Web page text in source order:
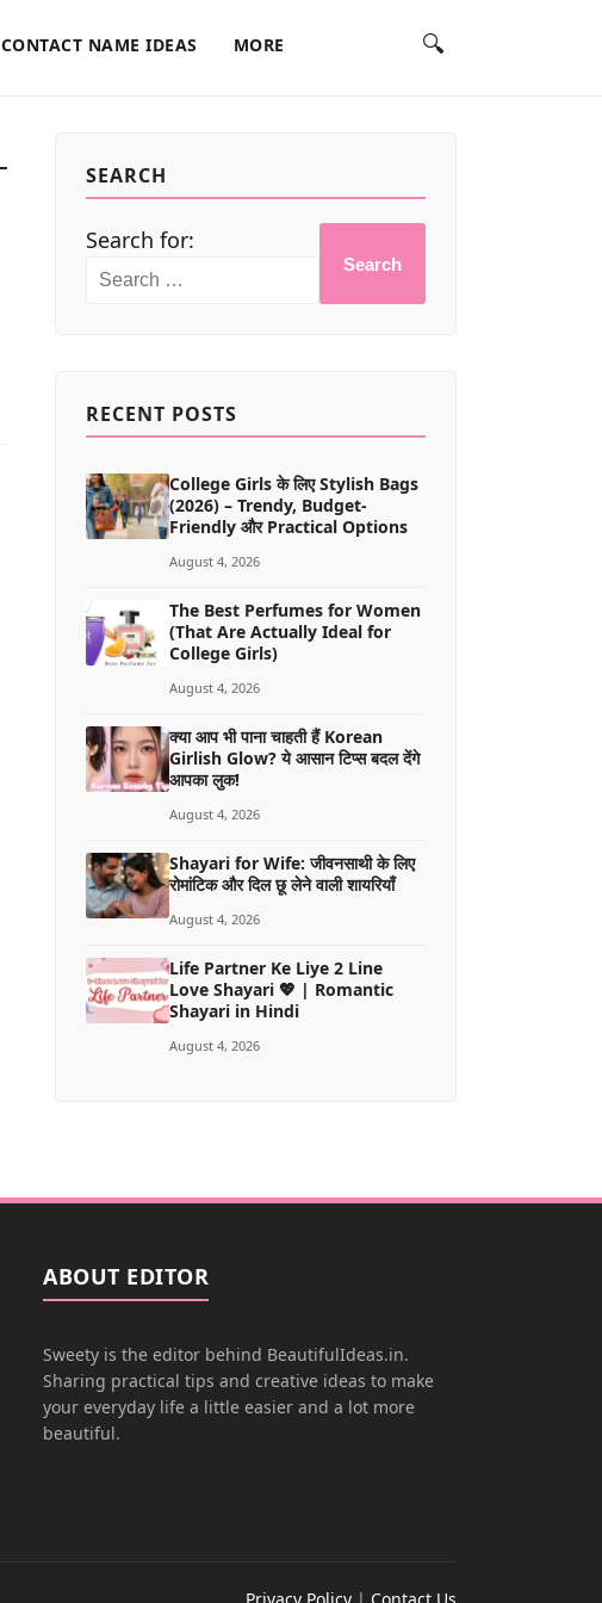
CONTACT NAME IDEAS MORE 🔍
SEARCH
Search for:
Search
RECENT POSTS
College Girls के लिए Stylish Bags
(2026) – Trendy, Budget-
Friendly और Practical Options
August 4, 2026
The Best Perfumes for Women
(That Are Actually Ideal for
College Girls)
August 4, 2026
क्या आप भी पाना चाहती हैं Korean
Girlish Glow? ये आसान टिप्स बदल देंगे
आपका लुक!
August 4, 2026
Shayari for Wife: जीवनसाथी के लिए
रोमांटिक और दिल छू लेने वाली शायरियाँ
August 4, 2026
Life Partner Ke Liye 2 Line
Love Shayari 💖 | Romantic
Shayari in Hindi
August 4, 2026
ABOUT EDITOR
Sweety is the editor behind BeautifulIdeas.in.
Sharing practical tips and creative ideas to make
your everyday life a little easier and a lot more
beautiful.